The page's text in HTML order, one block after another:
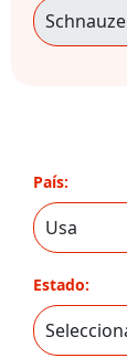
País:
Estado: